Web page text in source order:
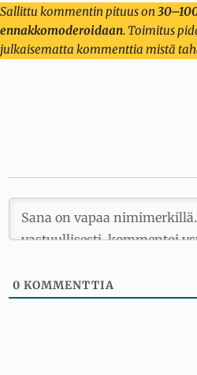
Sallittu kommentin pituus on
ennakkomoderoidaan. Toimitus
julkaisematta kommenttia mistä
0 KOMMENTTIA